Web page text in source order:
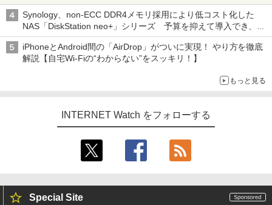
真や映像を使った投資詐欺などへの対策として
Synology、non-ECC DDR4メモリ採用により低コスト化した
NAS「DiskStation neo+」シリーズ 予算を抑えて導入でき、
ECCメモリへのアップグレードも可能
iPhoneとAndroid間の「AirDrop」がついに実現！ やり方を徹底
解説【自宅Wi-Fiの“わからない”をスッキリ！】
もっと見る
INTERNET Watch をフォローする
Special Site